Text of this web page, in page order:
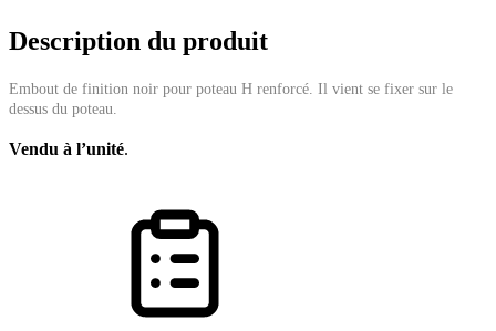
Description du produit
Embout de finition noir pour poteau H renforcé. Il vient se fixer sur le
dessus du poteau.
Vendu à l’unité.